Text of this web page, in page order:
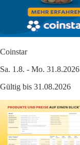
Coinstar
Sa. 1.8. - Mo. 31.8.2026
Gültig bis 31.08.2026